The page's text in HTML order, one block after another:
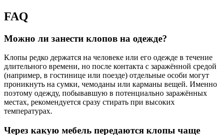
FAQ
Можно ли занести клопов на одежде?
Клопы редко держатся на человеке или его одежде в течение
длительного времени, но после контакта с заражённой средой
(например, в гостинице или поезде) отдельные особи могут
проникнуть на сумки, чемоданы или карманы вещей. Именно
поэтому одежду, побывавшую в потенциально заражённых
местах, рекомендуется сразу стирать при высоких
температурах.
Через какую мебель передаются клопы чаще